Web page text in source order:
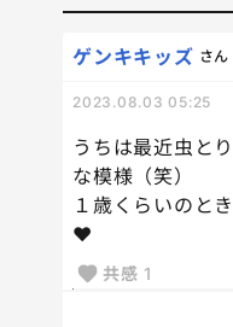
ゲンキキッズ さん
2023.08.03 05:25
うちは最近虫と
な模様（笑）
１歳くらいのと
❤️
共感 1